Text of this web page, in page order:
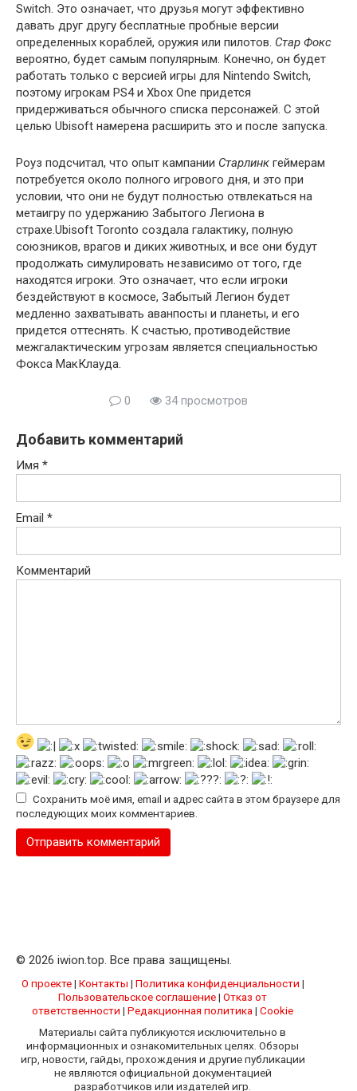
Switch. Это означает, что друзья могут эффективно
давать друг другу бесплатные пробные версии
определенных кораблей, оружия или пилотов. Стар Фокс
вероятно, будет самым популярным. Конечно, он будет
работать только с версией игры для Nintendo Switch,
поэтому игрокам PS4 и Xbox One придется
придерживаться обычного списка персонажей. С этой
целью Ubisoft намерена расширить это и после запуска.
Роуз подсчитал, что опыт кампании Старлинк геймерам
потребуется около полного игрового дня, и это при
условии, что они не будут полностью отвлекаться на
метаигру по удержанию Забытого Легиона в
страхе.Ubisoft Toronto создала галактику, полную
союзников, врагов и диких животных, и все они будут
продолжать симулировать независимо от того, где
находятся игроки. Это означает, что если игроки
бездействуют в космосе, Забытый Легион будет
медленно захватывать аванпосты и планеты, и его
придется оттеснять. К счастью, противодействие
межгалактическим угрозам является специальностью
Фокса МакКлауда.
0 34 просмотров
Добавить комментарий
Имя *
Email *
Комментарий
Сохранить моё имя, email и адрес сайта в этом браузере для
последующих моих комментариев.
© 2026 iwion.top. Все права защищены.
О проекте| Контакты | Политика конфиденциальности |
Пользовательское соглашение| Отказ от
ответственности | Редакционная политика | Cookie
Материалы сайта публикуются исключительно в
информационных и ознакомительных целях. Обзоры
игр, новости, гайды, прохождения и другие публикации
не являются официальной документацией
разработчиков или издателей игр.